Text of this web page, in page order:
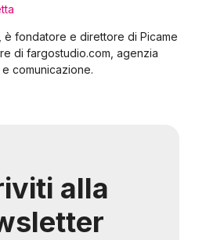
è fondatore e direttore di Picame
di fargostudio.com, agenzia
comunicazione.
alla